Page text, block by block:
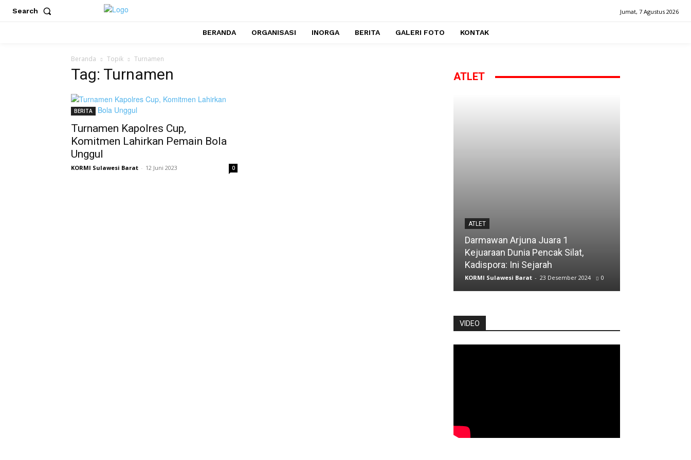
Search Jumat, 7 Agustus 2026
BERANDA ORGANISASI INORGA BERITA GALERI FOTO KONTAK
Beranda Topik Turnamen
Tag: Turnamen
BERITA
Turnamen Kapolres Cup,
Komitmen Lahirkan Pemain Bola
Unggul
KORMI Sulawesi Barat - 12 Juni 2023 0
ATLET
ATLET
Darmawan Arjuna Juara 1
Kejuaraan Dunia Pencak Silat,
Kadispora: Ini Sejarah
KORMI Sulawesi Barat - 23 Desember 2024 0
VIDEO